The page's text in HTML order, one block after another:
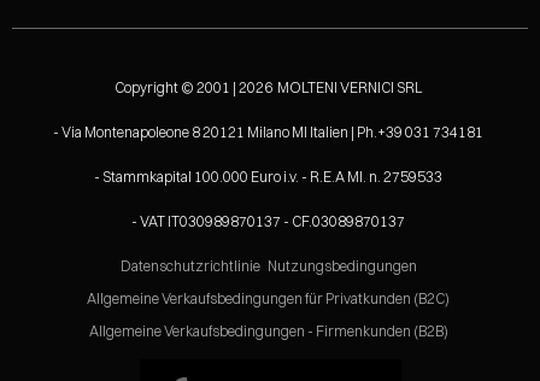
Copyright © 2001 | 2026 MOLTENI VERNICI SRL
- Via Montenapoleone 8 20121 Milano MI Italien | Ph.+39 031 734181
- Stammkapital 100.000 Euro i.v. - R.E.A MI. n. 2759533
- VAT IT030989870137 - CF.03089870137
Datenschutzrichtlinie Nutzungsbedingungen
Allgemeine Verkaufsbedingungen für Privatkunden (B2C)
Allgemeine Verkaufsbedingungen - Firmenkunden (B2B)